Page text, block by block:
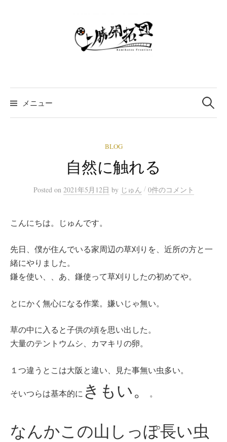
ス
キ
ッ
メニュー
検
索:
BLOG
自然に触れる
Posted on 2021年5月12日 by じゅん / 0件のコメント
こんにちは。じゅんです。
先日、僕が住んでいる家周辺の草刈りを、近所の方と一
緒にやりました。
鎌を使い、、あ、鎌使って草刈りしたの初めてや。
とにかく無心になる作業。嫌いじゃ無い。
草の中に入ると子供の頃を思い出した。
大量のテントウムシ、カマキリの卵。
１つ違うとこは大阪と違い、見た事無い虫多い。
そいつらは基本的に きもい。 。
なんかこの山しっぽ長い虫